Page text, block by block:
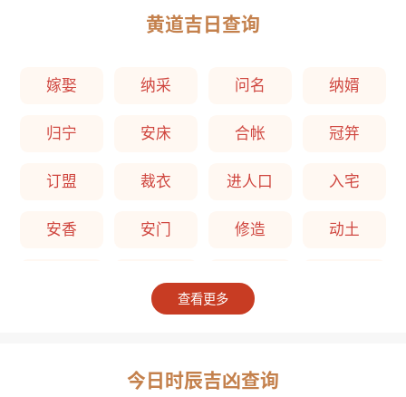
黄道吉日查询
嫁娶 纳采 问名 纳婿
归宁 安床 合帐 冠笄
订盟 裁衣 进人口 入宅
安香 安门 修造 动土
平治道涂 造桥
查看更多
今日时辰吉凶查询